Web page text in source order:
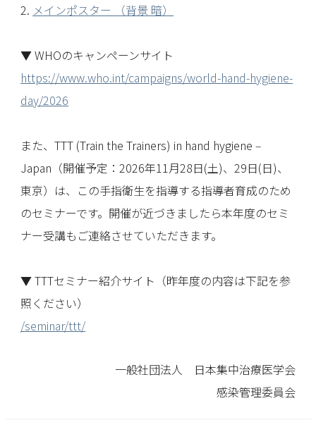
2. メインポスター （背景 暗）
▼ WHOのキャンペーンサイト
https://www.who.int/campaigns/world-hand-hygiene-
day/2026
また、TTT (Train the Trainers) in hand hygiene ‒
Japan（開催予定：2026年11月28日(土)、29日(日)、
東京）は、この手指衛生を指導する指導者育成のため
のセミナーです。開催が近づきましたら本年度のセミ
ナー受講もご連絡させていただきます。
▼ TTTセミナー紹介サイト（昨年度の内容は下記を参
照ください）
/seminar/ttt/
一般社団法人 日本集中治療医学会
感染管理委員会